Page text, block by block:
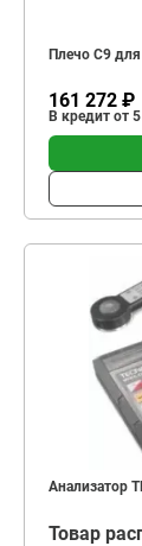
Плечо С9
161 272 ₽
В кредит от
Анализатор
Товар